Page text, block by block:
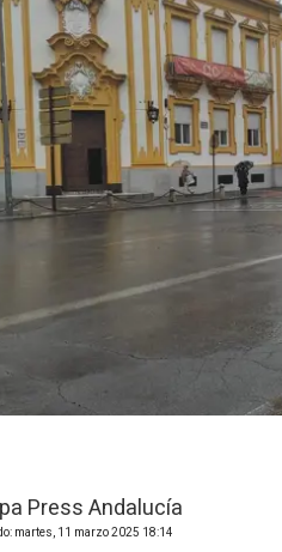
Press Andalucía
martes, 11 marzo 2025 18:14